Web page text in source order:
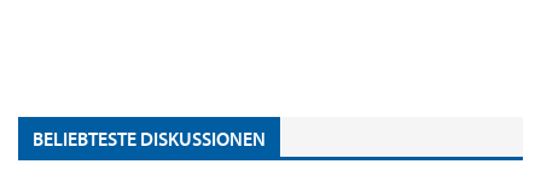
BELIEBTESTE DISKUSSIONEN